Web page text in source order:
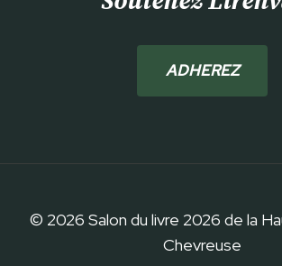
ADHEREZ
© 2026 Salon du livre 2026 de la
Chevreuse